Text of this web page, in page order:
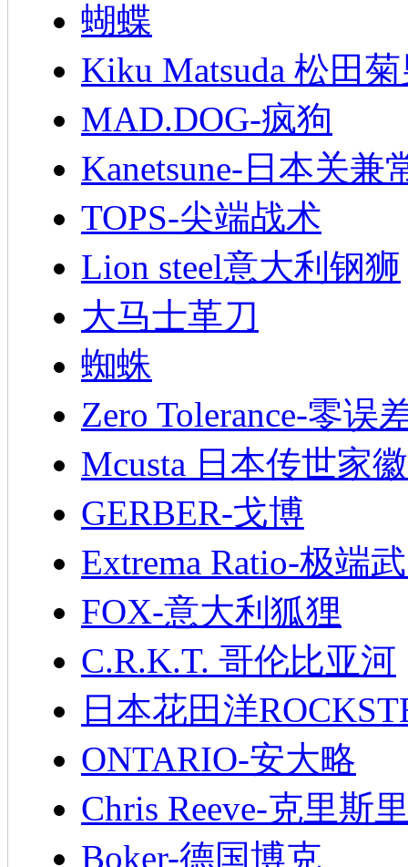
蝴蝶
Kiku Matsuda 松田
MAD.DOG-疯狗
Kanetsune-日本关兼
TOPS-尖端战术
Lion steel意大利钢狮
大马士革刀
蜘蛛
Zero Tolerance-零误
Mcusta 日本传世家徽
GERBER-戈博
Extrema Ratio-极端
FOX-意大利狐狸
C.R.K.T. 哥伦比亚河
日本花田洋
ONTARIO-安大略
Chris Reeve-克里斯
Boker-德国博克